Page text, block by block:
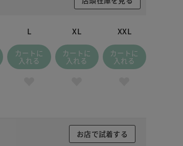
L
カートに
入れる
XL
カートに
入れる
XXL
カートに
入れる
お店で試着する